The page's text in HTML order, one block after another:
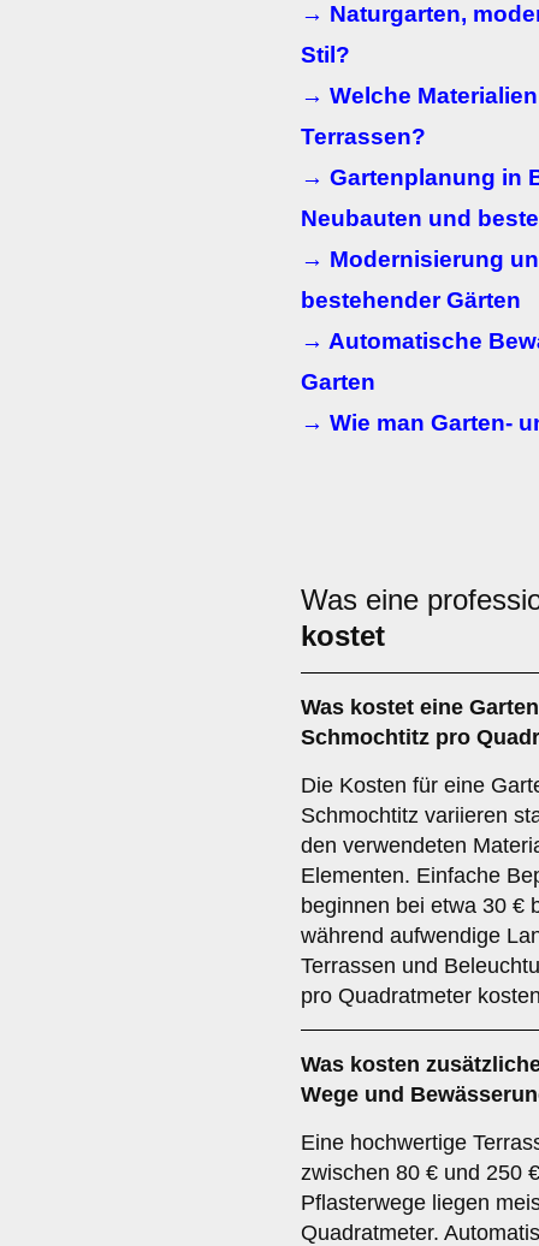
→ Naturgarten,
Stil?
→ Welche
Terrassen?
→ Gartenplanung in
Neubauten und
→ Modernisierung
bestehender Gärten
→ Automatische
Garten
→ Wie man Garten-
Was eine
kostet
Was kostet eine
Schmochtitz pro
Die Kosten für eine
Schmochtitz variieren
den verwendeten
Elementen. Einfache
beginnen bei etwa 30 €
während aufwendige
Terrassen und
pro Quadratmeter
Was kosten
Wege und
Eine hochwertige
zwischen 80 € und 250
Pflasterwege liegen
Quadratmeter.